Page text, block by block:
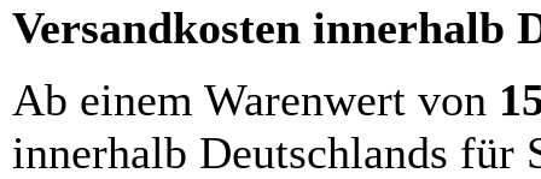
Versandkosten innerhalb
Ab einem Warenwert von
innerhalb Deutschlands für